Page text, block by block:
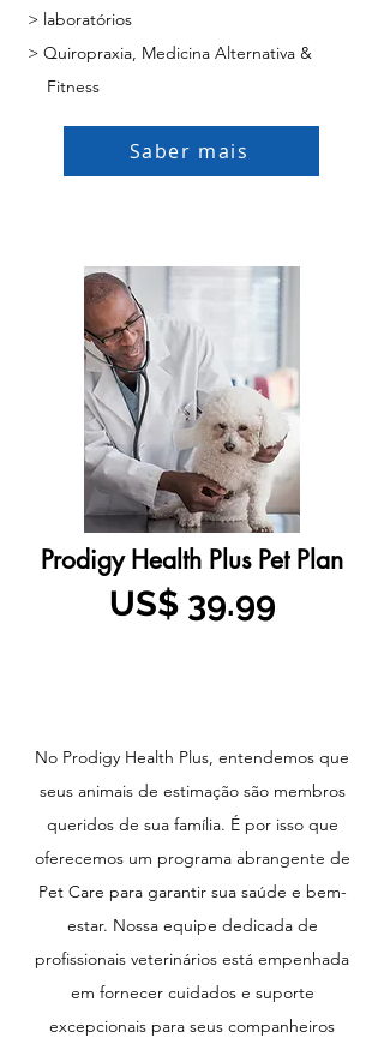
> laboratórios
> Quiropraxia, Medicina Alternativa &
Fitness
Saber mais
Prodigy Health Plus Pet Plan
No Prodigy Health Plus, entendemos que
seus animais de estimação são membros
queridos de sua família. É por isso que
oferecemos um programa abrangente de
Pet Care para garantir sua saúde e bem-
estar. Nossa equipe dedicada de
profissionais veterinários está empenhada
em fornecer cuidados e suporte
excepcionais para seus companheiros
US$ 39.99